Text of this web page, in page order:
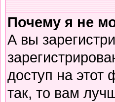
Почему я не
А вы
доступ на
так, то вам